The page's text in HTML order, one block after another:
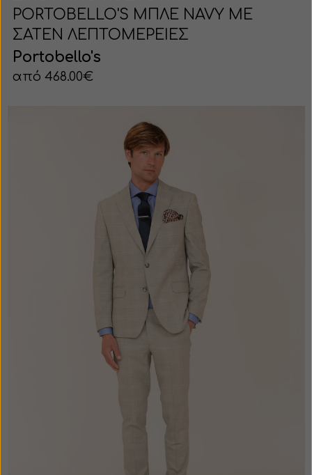
PORTOBELLO'S ΜΠΛΕ NAVY ΜΕ
ΣΑΤΕΝ ΛΕΠΤΟΜΕΡΕΙΕΣ
Portobello's
από 468.00€